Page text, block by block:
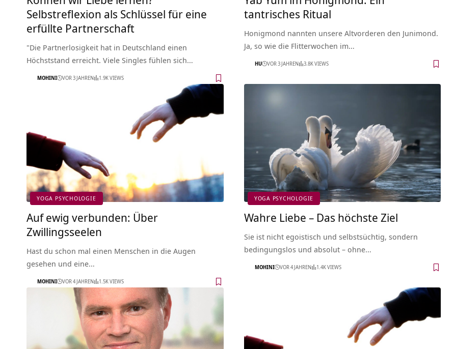
Selbstreflexion als Schlüssel für eine
erfüllte Partnerschaft
"Die Partnerlosigkeit hat in Deutschland einen
Höchststand erreicht. Viele Singles fühlen sich…
MOHINI VOR 3 JAHREN 1.9K VIEWS
tantrisches Ritual
Honigmond nannten unsere Altvorderen den Junimond.
Ja, so wie die Flitterwochen im…
HU VOR 3 JAHREN 3.8K VIEWS
YOGA PSYCHOLOGIE
Auf ewig verbunden: Über
Zwillingsseelen
Hast du schon mal einen Menschen in die Augen
gesehen und eine…
MOHINI VOR 4 JAHREN 1.5K VIEWS
YOGA PSYCHOLOGIE
Wahre Liebe – Das höchste Ziel
Sie ist nicht egoistisch und selbstsüchtig, sondern
bedingungslos und absolut – ohne…
MOHINI VOR 4 JAHREN 1.4K VIEWS